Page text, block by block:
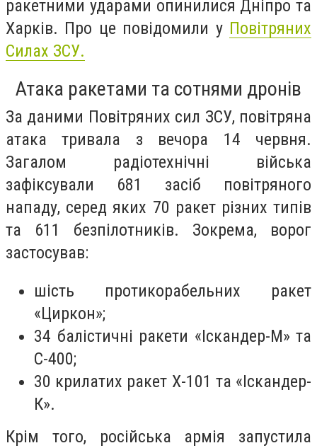
ракетними ударами опинилися Дніпро та
Харків. Про це повідомили у Повітряних
Силах ЗСУ.
Атака ракетами та сотнями дронів
За даними Повітряних сил ЗСУ, повітряна
атака тривала з вечора 14 червня.
Загалом радіотехнічні війська
зафіксували 681 засіб повітряного
нападу, серед яких 70 ракет різних типів
та 611 безпілотників. Зокрема, ворог
застосував:
шість протикорабельних ракет
«Циркон»;
34 балістичні ракети «Іскандер-М» та
С-400;
30 крилатих ракет Х-101 та «Іскандер-
К».
Крім того, російська армія запустила